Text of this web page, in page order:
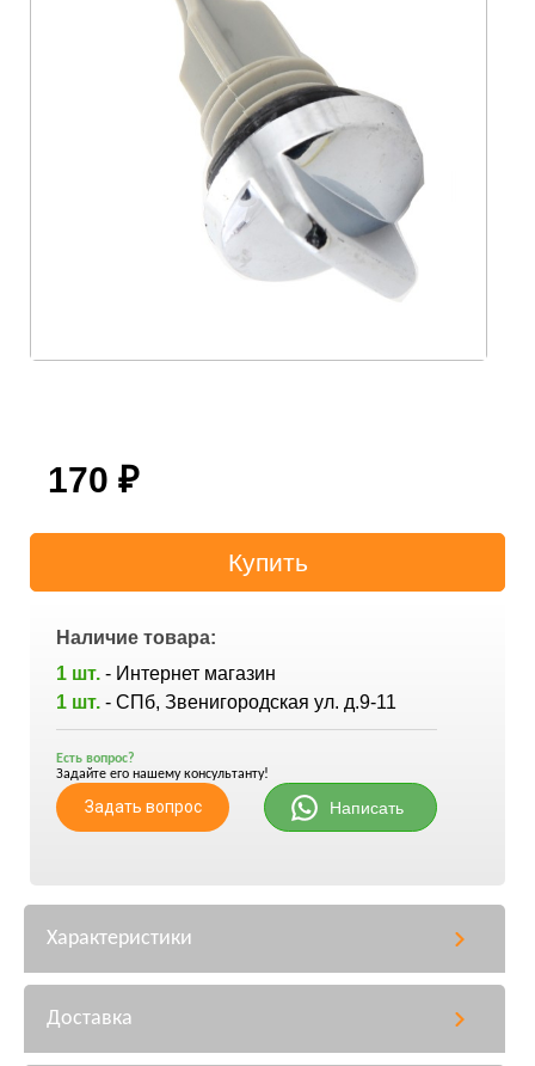
170 ₽
Наличие товара:
1 шт. - Интернет магазин
1 шт. - СПб, Звенигородская ул. д.9-11
Есть вопрос?
Задайте его нашему консультанту!
Задать вопрос Написать
Характеристики
Доставка